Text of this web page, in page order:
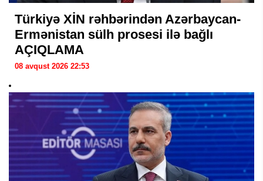
Türkiyə XİN rəhbərindən Azərbaycan-
Ermənistan sülh prosesi ilə bağlı
AÇIQLAMA
08 avqust 2026 22:53